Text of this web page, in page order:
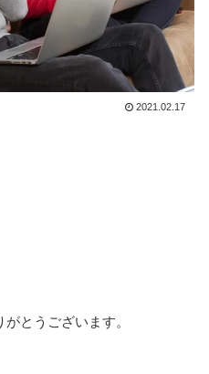
2021.02.17
とうございます。